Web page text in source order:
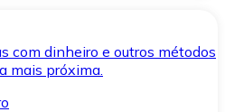
com dinheiro e outros métodos
mais próxima.